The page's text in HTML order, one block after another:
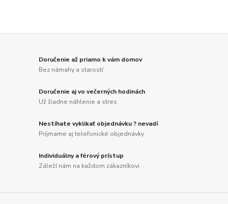
Doručenie až priamo k vám domov
Bez námahy a starostí
Doručenie aj vo večerných hodinách
Už žiadne náhlenie a stres
Nestíhate vyklikať objednávku ? nevadí
Príjmame aj telefonické objednávky
Individuálny a férový prístup
Záleží nám na každom zákazníkovi